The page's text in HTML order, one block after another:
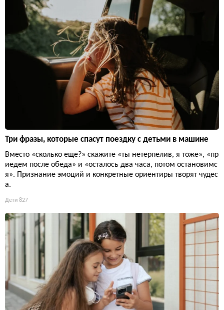
Три фразы, которые спасут поездку с детьми в машине
Вместо «сколько еще?» скажите «ты нетерпелив, я тоже», «пр
иедем после обеда» и «осталось два часа, потом остановимс
я». Признание эмоций и конкретные ориентиры творят чудес
а.
Дети 827